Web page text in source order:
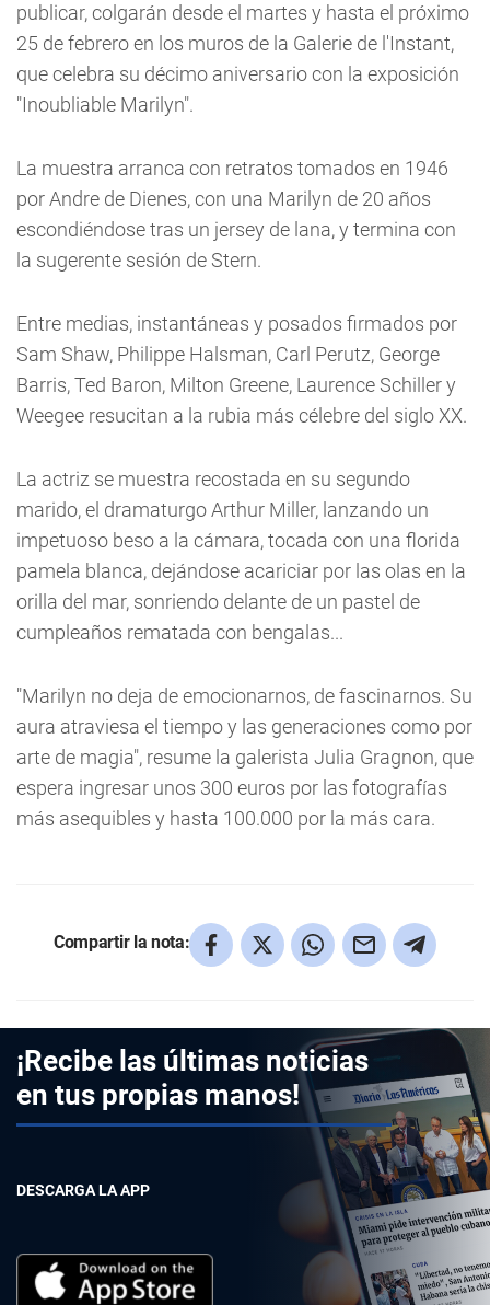
publicar, colgarán desde el martes y hasta el próximo
25 de febrero en los muros de la Galerie de l'Instant,
que celebra su décimo aniversario con la exposición
"Inoubliable Marilyn".
La muestra arranca con retratos tomados en 1946
por Andre de Dienes, con una Marilyn de 20 años
escondiéndose tras un jersey de lana, y termina con
la sugerente sesión de Stern.
Entre medias, instantáneas y posados firmados por
Sam Shaw, Philippe Halsman, Carl Perutz, George
Barris, Ted Baron, Milton Greene, Laurence Schiller y
Weegee resucitan a la rubia más célebre del siglo XX.
La actriz se muestra recostada en su segundo
marido, el dramaturgo Arthur Miller, lanzando un
impetuoso beso a la cámara, tocada con una florida
pamela blanca, dejándose acariciar por las olas en la
orilla del mar, sonriendo delante de un pastel de
cumpleaños rematada con bengalas...
"Marilyn no deja de emocionarnos, de fascinarnos. Su
aura atraviesa el tiempo y las generaciones como por
arte de magia", resume la galerista Julia Gragnon, que
espera ingresar unos 300 euros por las fotografías
más asequibles y hasta 100.000 por la más cara.
Compartir la nota:
¡Recibe las últimas noticias
en tus propias manos!
DESCARGA LA APP